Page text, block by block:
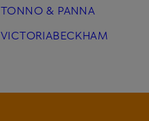
TONNO & PANNA
VICTORIABECKHAM